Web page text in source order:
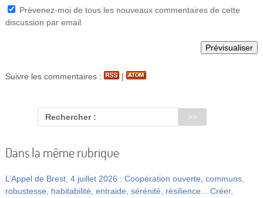
Prévenez-moi de tous les nouveaux commentaires de cette
discussion par email
Suivre les commentaires : |
Rechercher :
Dans la même rubrique
L’Appel de Brest, 4 juillet 2026 : Coopération ouverte, communs,
robustesse, habitabilité, entraide, sérénité, résilience... Créer,